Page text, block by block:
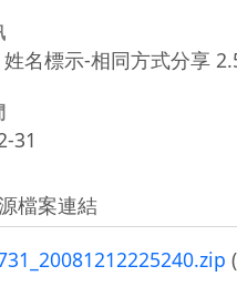
姓名標示-相同方式分享
31
檔案連結